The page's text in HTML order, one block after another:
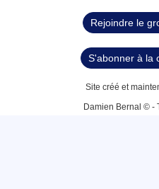
Rejoindre le
S'abonner à la
Site créé et
Damien Bernal © -